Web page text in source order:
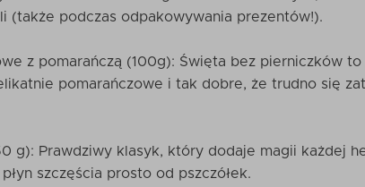
(także podczas odpakowywania prezentów!).
z pomarańczą (100g): Święta bez pierniczków to
pomarańczowe i tak dobre, że trudno się
g): Prawdziwy klasyk, który dodaje magii każdej
szczęścia prosto od pszczółek.